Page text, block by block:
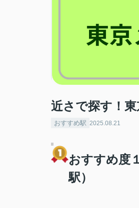
近さで探す！東
おすすめ駅 2025.08.21
おすすめ度
駅）